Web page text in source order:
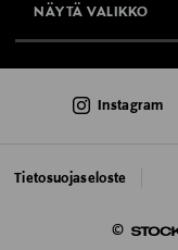
NÄYTÄ VALIKKO
AJANKOHTAISTA
©
Tietosuojaseloste
Instagram